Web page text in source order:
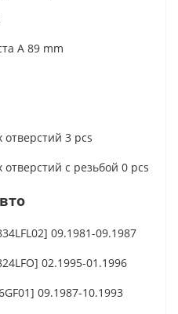
A 89 mm
3 pcs
с резьбой 0 pcs
09.1981-09.1987
02.1995-01.1996
09.1987-10.1993